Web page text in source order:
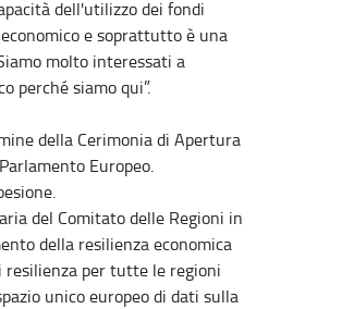
dell'utilizzo dei fondi
e soprattutto è una
molto interessati a
perché siamo qui”.
della Cerimonia di Apertura
Europeo.
del Comitato delle Regioni in
della resilienza economica
resilienza per tutte le regioni
unico europeo di dati sulla